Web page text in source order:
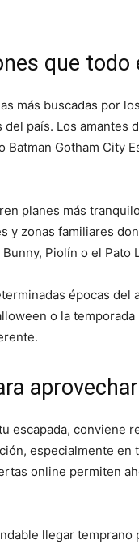
que
más buscadas por
del país. Los amantes
Batman Gotham City
planes más
y zonas familiares
Piolín o el Pato
épocas del
o la
escapada, conviene
especialmente en
online permiten
llegar